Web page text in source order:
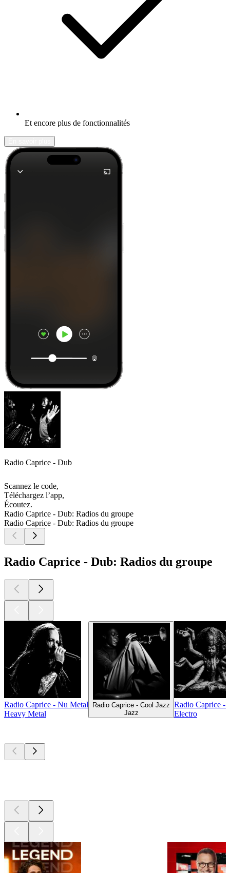
Et encore plus de fonctionnalités
Radio Caprice - Dub
Scannez le code,
Téléchargez l’app,
Écoutez.
Radio Caprice - Dub: Radios du groupe
Radio Caprice - Dub: Radios du groupe
Radio Caprice - Dub: Radios du groupe
Radio Caprice - Nu Metal
Heavy Metal
Radio Caprice - Cool Jazz
Jazz
Radio Caprice -
Electro